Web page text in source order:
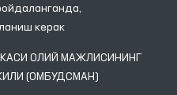
керак
ОЛИЙ МАЖЛИСИНИНГ
(ОМБУДСМАН)